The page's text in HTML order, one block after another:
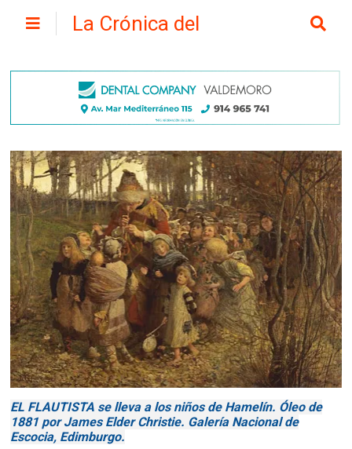
La Crónica del
EL FLAUTISTA se lleva a los niños de Hamelín. Óleo de
1881 por James Elder Christie. Galería Nacional de
Escocia, Edimburgo.